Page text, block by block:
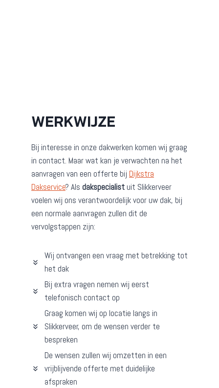
WERKWIJZE
Bij interesse in onze dakwerken komen wij graag
in contact. Maar wat kan je verwachten na het
aanvragen van een offerte bij Dijkstra
Dakservice? Als dakspecialist uit Slikkerveer
voelen wij ons verantwoordelijk voor uw dak, bij
een normale aanvragen zullen dit de
vervolgstappen zijn:
Wij ontvangen een vraag met betrekking tot
het dak
Bij extra vragen nemen wij eerst
telefonisch contact op
Graag komen wij op locatie langs in
Slikkerveer, om de wensen verder te
bespreken
De wensen zullen wij omzetten in een
vrijblijvende offerte met duidelijke
afspraken